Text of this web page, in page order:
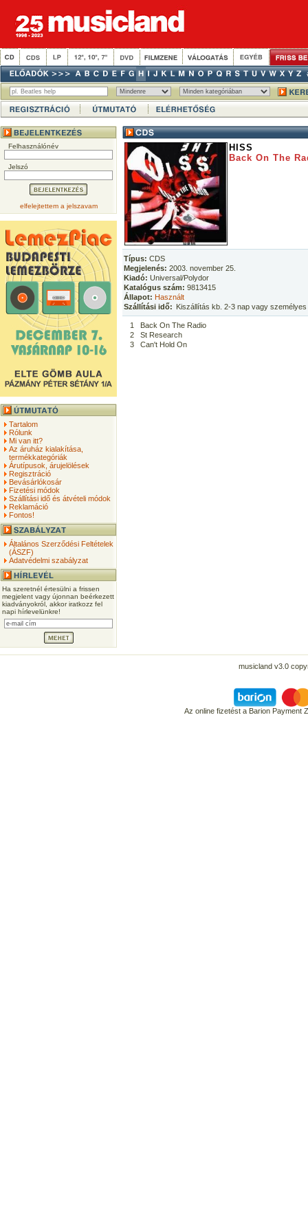
Felhasználónév
Jelszó
elfelejtettem a jelszavam
Tartalom
Rólunk
Mi van itt?
Az áruház kialakítása,
termékkategóriák
Árutípusok, árujelölések
Regisztráció
Bevásárlókosár
Fizetési módok
Szállítási idő és átvételi módok
Reklamáció
Fontos!
Általános Szerződési Feltételek
(ÁSZF)
Adatvédelmi szabályzat
Ha szeretnél értesülni a frissen
megjelent vagy újonnan beérkezett
kiadványokról, akkor iratkozz fel
napi hírlevelünkre!
HISS
Back On The
Típus: CDS
Megjelenés: 2003. november 25.
Kiadó: Universal/Polydor
Katalógus szám: 9813415
Állapot: Használt
Szállítási idő: Kiszállítás kb. 2-3 nap vagy
1
Back On The Radio
2
St Research
3
Can't Hold On
musicland v3.0
Az online fizetést a Barion Payment